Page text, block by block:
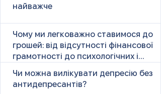
найважче
Чому ми легковажно ставимося до
грошей: від відсутності фінансової
грамотності до психологічних і
Чи можна вилікувати депресію без
антидепресантів?